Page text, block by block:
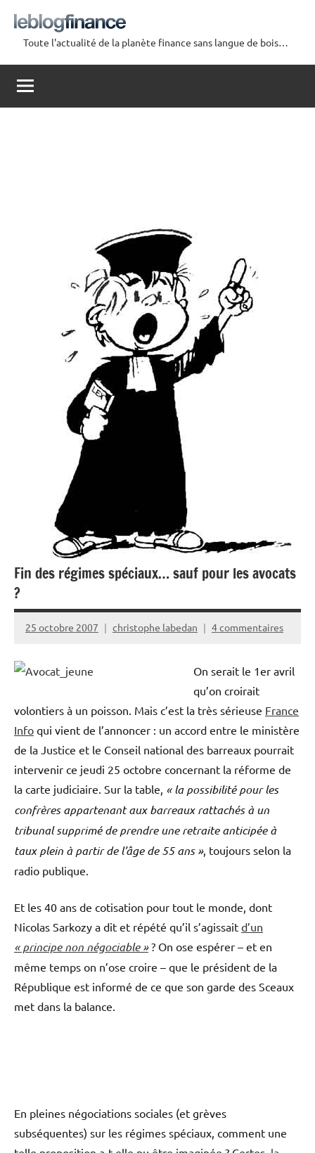
contenu
Le
Blog
Finance
Toute l'actualité de la planète finance sans langue de bois…
Fin des régimes spéciaux… sauf pour les avocats
?
25 octobre 2007 christophe labedan 4 commentaires
On serait le 1er avril
qu’on croirait
volontiers à un poisson. Mais c’est la très sérieuse France
Info qui vient de l’annoncer : un accord entre le ministère
de la Justice et le Conseil national des barreaux pourrait
intervenir ce jeudi 25 octobre concernant la réforme de
la carte judiciaire. Sur la table, « la possibilité pour les
confrères appartenant aux barreaux rattachés à un
tribunal supprimé de prendre une retraite anticipée à
taux plein à partir de l’âge de 55 ans », toujours selon la
radio publique.
Et les 40 ans de cotisation pour tout le monde, dont
Nicolas Sarkozy a dit et répété qu’il s’agissait d’un
« principe non négociable »? On ose espérer – et en
même temps on n’ose croire – que le président de la
République est informé de ce que son garde des Sceaux
met dans la balance.
En pleines négociations sociales (et grèves
subséquentes) sur les régimes spéciaux, comment une